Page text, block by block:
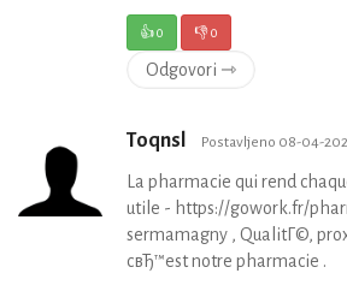
👍0 👎0
Odgovori ⇾
Toqnsl Postavljeno 08-04-
La pharmacie qui rend
utile - https://gowork.fr/
sermamagny , QualitГ©,
cвЂ™est notre pharmacie .